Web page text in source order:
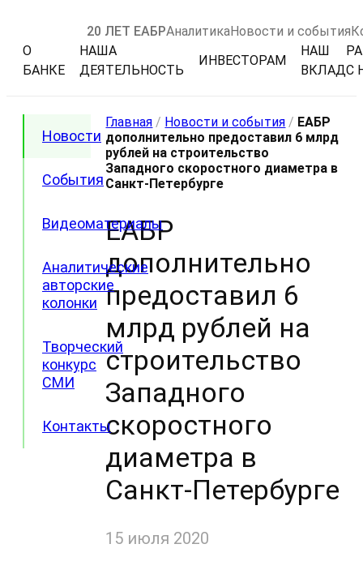
20 ЛЕТ ЕАБРАналитикаНовости и события
О
БАНКЕ
НАША
ДЕЯТЕЛЬНОСТЬ
ИНВЕСТОРАМ
НАШ
ВКЛАДС
Новости
События
Видеоматериалы
Аналитические
авторские
колонки
Творческий
конкурс
СМИ
Контакты
Главная / Новости и события / ЕАБР
дополнительно предоставил 6 млрд
рублей на строительство
Западного скоростного диаметра в
Санкт-Петербурге
ЕАБР
дополнительно
предоставил 6
млрд рублей на
строительство
Западного
скоростного
диаметра в
Санкт-Петербурге
15 июля 2020